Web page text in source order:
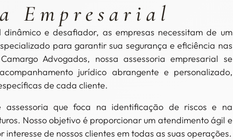
Empresarial
e desafiador, as empresas necessitam de um
para garantir sua segurança e eficiência nas
Advogados, nossa assessoria empresarial se
jurídico abrangente e personalizado,
de cada cliente.
assessoria que foca na identificação de riscos e na
Nosso objetivo é proporcionar um atendimento ágil e
interesse de nossos clientes em todas as suas operações.